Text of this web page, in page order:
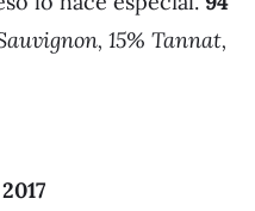
15% Tannat,
7